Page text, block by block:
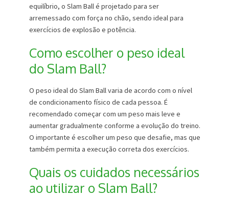
equilíbrio, o Slam Ball é projetado para ser
arremessado com força no chão, sendo ideal para
exercícios de explosão e potência.
Como escolher o peso ideal
do Slam Ball?
O peso ideal do Slam Ball varia de acordo com o nível
de condicionamento físico de cada pessoa. É
recomendado começar com um peso mais leve e
aumentar gradualmente conforme a evolução do treino.
O importante é escolher um peso que desafie, mas que
também permita a execução correta dos exercícios.
Quais os cuidados necessários
ao utilizar o Slam Ball?